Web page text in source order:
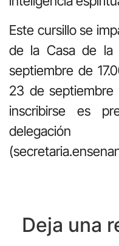
Este cursillo se
de la Casa de la
septiembre de
23 de septiembre
inscribirse es
Deja una